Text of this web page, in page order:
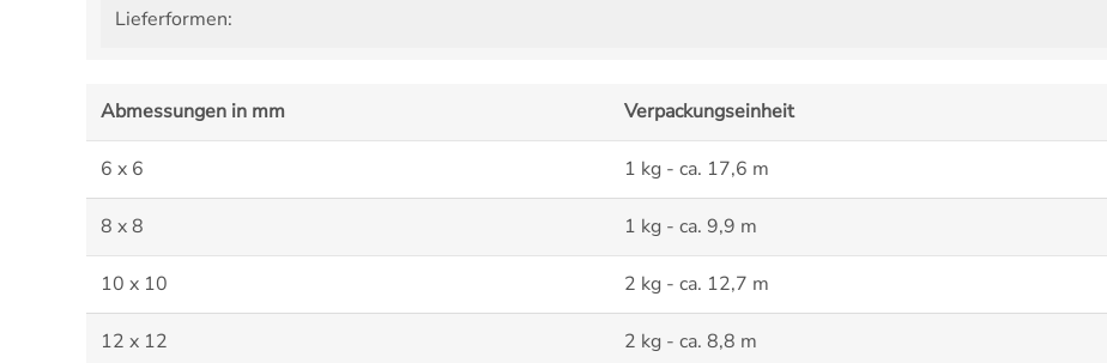
Lieferformen:
Abmessungen in mm Verpackungseinheit
6 x 6 1 kg - ca. 17,6 m
8 x 8 1 kg - ca. 9,9 m
10 x 10 2 kg - ca. 12,7 m
12 x 12 2 kg - ca. 8,8 m